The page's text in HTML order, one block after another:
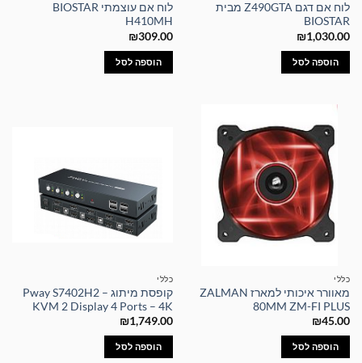
לוח אם דגם Z490GTA מבית
BIOSTAR
₪1,030.00
הוספה לסל
לוח אם עוצמתי BIOSTAR
H410MH
₪309.00
הוספה לסל
כללי
מאוורר איכותי למארז ZALMAN
80MM ZM-FI PLUS
₪45.00
הוספה לסל
כללי
קופסת מיתוג – Pway S7402H2
KVM 2 Display 4 Ports – 4K
₪1,749.00
הוספה לסל